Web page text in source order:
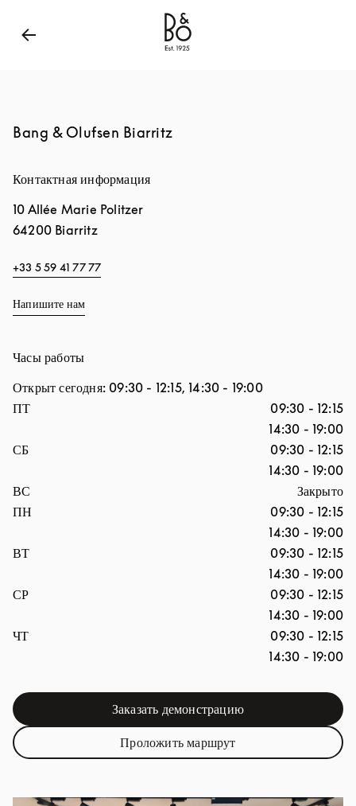
Bang & Olufsen - Exist to Create
Bang & Olufsen Biarritz
Контактная информация
10 Allée Marie Politzer
64200 Biarritz
+33 5 59 41 77 77
Напишите нам
Часы работы
Открыт сегодня: 09:30 - 12:15, 14:30 - 19:00
День недели
ПТ 09:30 - 12:15
14:30 - 19:00
СБ
09:30 - 12:15
14:30 - 19:00
ВС
Закрыто
ПН
09:30 - 12:15
14:30 - 19:00
ВТ
09:30 - 12:15
14:30 - 19:00
СР
09:30 - 12:15
14:30 - 19:00
ЧТ
09:30 - 12:15
14:30 - 19:00
Заказать демонстрацию
Link Opens in New Tab
Проложить маршрутLink Opens in New Tab